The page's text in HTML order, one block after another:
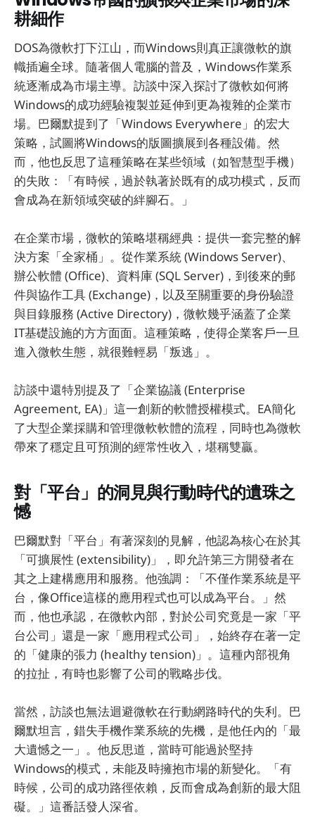
耕細作
DOS為微軟打下江山，而Windows則真正讓微軟的旗
幟插遍全球。隨著個人電腦的普及，Windows作業系
統逐漸成為市場主導。訪談中深入探討了微軟如何將
Windows的成功經驗複製並延伸到更為複雜的企業市
場。巴爾默提到了「Windows Everywhere」的宏大
策略，試圖將Windows的版圖擴展到各種設備。然
而，他也反思了這種策略在某些領域（如智慧型手機）
的失敗：「有時候，過於執著於既有的成功模式，反而
會成為在新領域突破的絆腳石。」
在企業市場，微軟的策略堪稱經典：提供一套完整的解
決方案「全家桶」。從作業系統 (Windows Server)、
辦公軟體 (Office)、資料庫 (SQL Server)，到後來的郵
件與協作工具 (Exchange)，以及至關重要的身份驗證
與目錄服務 (Active Directory)，微軟幾乎涵蓋了企業
IT基礎設施的方方面面。這種策略，使得企業客戶一旦
進入微軟生態，就很難輕易「叛逃」。
訪談中還特別提及了「企業協議 (Enterprise
Agreement, EA)」這一創新的軟體授權模式。EA簡化
了大型企業採購和管理微軟軟體的流程，同時也為微軟
帶來了穩定且可預測的經常性收入，堪稱雙贏。
對「平台」的洞見與行動時代的遺珠之
憾
巴爾默對「平台」有著深刻的見解，他認為核心在於其
「可擴展性 (extensibility)」，即允許第三方開發者在
其之上建構應用和服務。他強調：「不僅作業系統是平
台，像Office這樣的應用程式也可以成為平台。」然
而，他也承認，在微軟內部，對於公司究竟是一家「平
台公司」還是一家「應用程式公司」，始終存在著一定
的「健康的張力 (healthy tension)」。這種內部視角
的拉扯，有時也影響了公司的戰略步伐。
當然，訪談也無法迴避微軟在行動網路時代的失利。巴
爾默坦言，錯失手機作業系統的先機，是他任內的「最
大遺憾之一」。他反思道，當時可能過於堅持
Windows的模式，未能及時擁抱市場的新變化。「有
時候，公司的成功路徑依賴，反而會成為創新的最大阻
礙。」這番話發人深省。